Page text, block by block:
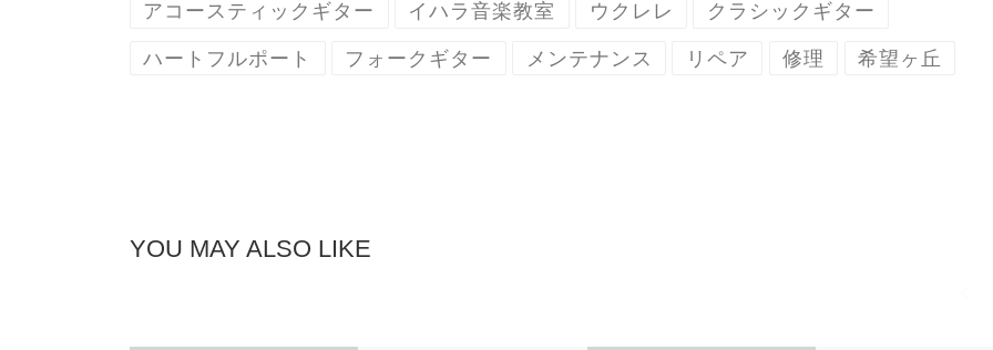
アコースティックギター イハラ音楽教室 ウクレレ クラシックギター
ハートフルポート フォークギター メンテナンス リペア 修理 希望ヶ丘
YOU MAY ALSO LIKE